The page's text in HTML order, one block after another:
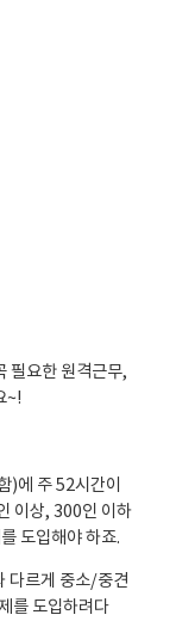
필요한 원격근무,
~!
)에 주 52시간이
이상, 300인 이하
도입해야 하죠.
다르게 중소/중견
를 도입하려다